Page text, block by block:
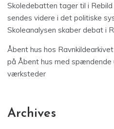
Skoledebatten tager til i Rebild
sendes videre i det politiske
Skoleanalysen skaber debat i
Åbent hus hos
på Åbent hus med spændende
værksteder
Archives